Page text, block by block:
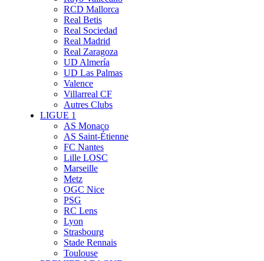
RCD Mallorca
Real Betis
Real Sociedad
Real Madrid
Real Zaragoza
UD Almería
UD Las Palmas
Valence
Villarreal CF
Autres Clubs
LIGUE 1
AS Monaco
AS Saint-Étienne
FC Nantes
Lille LOSC
Marseille
Metz
OGC Nice
PSG
RC Lens
Lyon
Strasbourg
Stade Rennais
Toulouse